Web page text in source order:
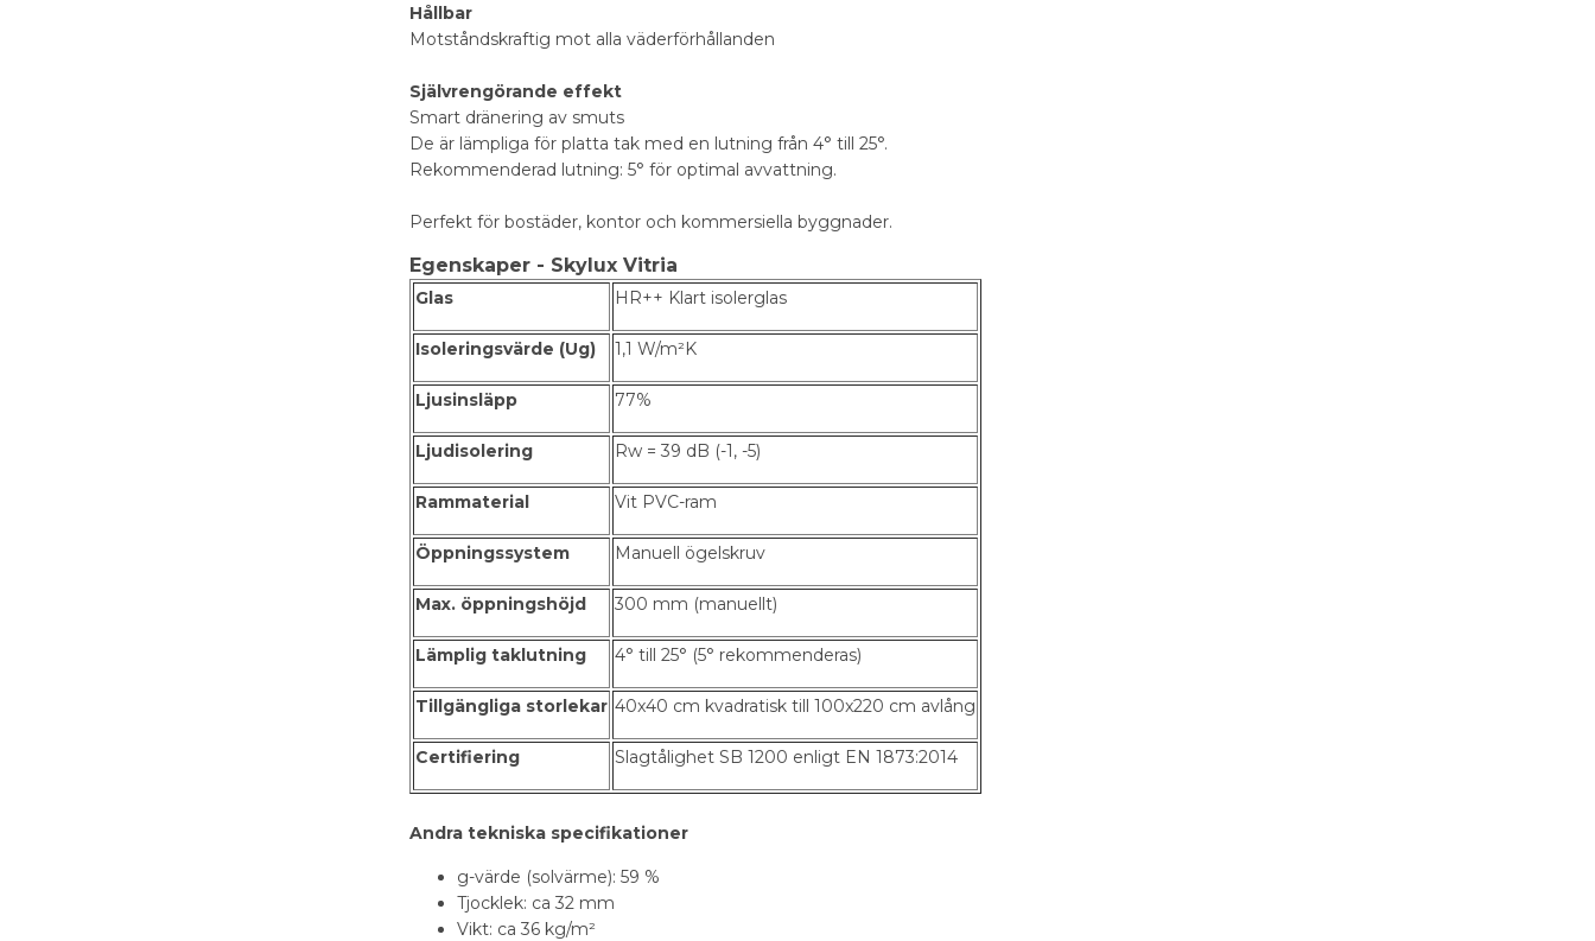
Hållbar
Motståndskraftig mot alla väderförhållanden
Självrengörande effekt
Smart dränering av smuts
De är lämpliga för platta tak med en lutning från 4° till 25°.
Rekommenderad lutning: 5° för optimal avvattning.
Perfekt för bostäder, kontor och kommersiella byggnader.
Egenskaper - Skylux Vitria
Glas HR++ Klart isolerglas
Isoleringsvärde (Ug) 1,1 W/m²K
Ljusinsläpp 77%
Ljudisolering Rw = 39 dB (-1, -5)
Rammaterial Vit PVC-ram
Öppningssystem Manuell ögelskruv
Max. öppningshöjd 300 mm (manuellt)
Lämplig taklutning 4° till 25° (5° rekommenderas)
Tillgängliga storlekar 40x40 cm kvadratisk till 100x220 cm avlång
Certifiering Slagtålighet SB 1200 enligt EN 1873:2014
Andra tekniska specifikationer
g-värde (solvärme): 59 %
Tjocklek: ca 32 mm
Vikt: ca 36 kg/m²